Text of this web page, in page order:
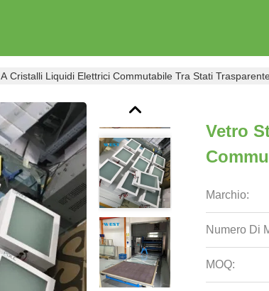
Cristalli Liquidi Elettrici Commutabile Tra Stati
Vetro
Marchio:
Numero Di
MOQ: